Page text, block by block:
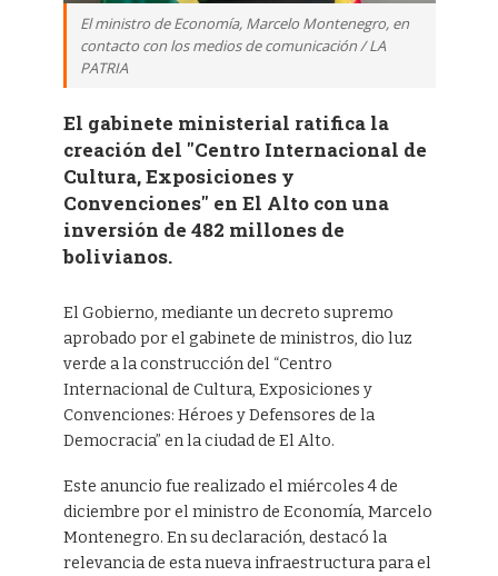
El ministro de Economía, Marcelo Montenegro, en
contacto con los medios de comunicación / LA
PATRIA
El gabinete ministerial ratifica la
creación del "Centro Internacional de
Cultura, Exposiciones y
Convenciones" en El Alto con una
inversión de 482 millones de
bolivianos.
El Gobierno, mediante un decreto supremo
aprobado por el gabinete de ministros, dio luz
verde a la construcción del “Centro
Internacional de Cultura, Exposiciones y
Convenciones: Héroes y Defensores de la
Democracia” en la ciudad de El Alto.
Este anuncio fue realizado el miércoles 4 de
diciembre por el ministro de Economía, Marcelo
Montenegro. En su declaración, destacó la
relevancia de esta nueva infraestructura para el